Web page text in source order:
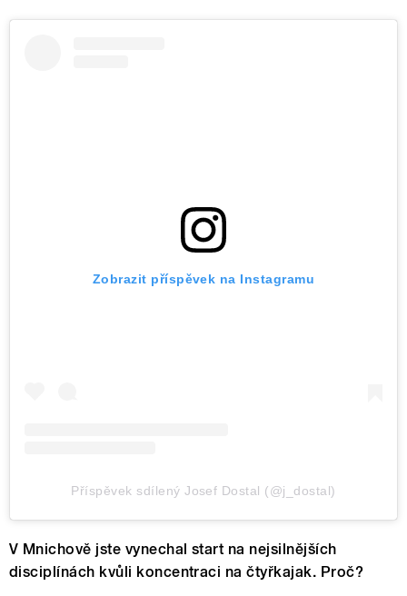
Zobrazit příspěvek na Instagramu
Příspěvek sdílený Josef Dostal (@j_dostal)
V Mnichově jste vynechal start na nejsilnějších
disciplínách kvůli koncentraci na čtyřkajak. Proč?